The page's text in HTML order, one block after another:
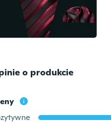
o produkcie